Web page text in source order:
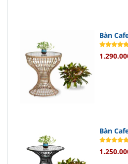
Bền Vượt Trội
Ghế cafeđược làm
chắc kết hợp với
cấp, mang lại cảm
với mặt
chân gỗ tạo nên sự
Bàn
Bàn